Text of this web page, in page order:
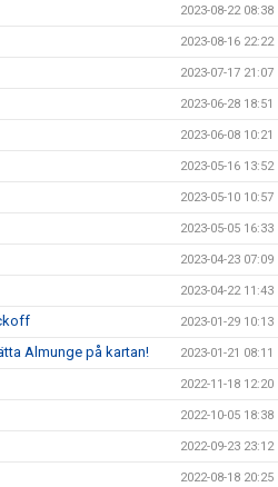
2023-08-22 08:38
2023-08-16 22:22
2023-07-17 21:07
2023-06-28 18:51
2023-06-08 10:21
2023-05-16 13:52
2023-05-10 10:57
2023-05-05 16:33
2023-04-23 07:09
2023-04-22 11:43
2023-01-29 10:13
Almunge på kartan! 2023-01-21 08:11
2022-11-18 12:20
2022-10-05 18:38
2022-09-23 23:12
2022-08-18 20:25